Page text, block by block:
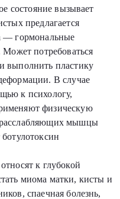
состояние вызывает
предлагается
— гормональные
потребоваться
выполнить пластику
В случае
к психологу,
физическую
мышцы
к глубокой
миома матки, кисты и
спаечная болезнь,